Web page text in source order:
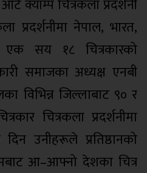
क्याम्प चित्रकला प्रदर्शनी
नेपाल, भारत,
एक सय १८ चित्रकारको
समाजका अध्यक्ष एनबी
विभिन्न जिल्लाबाट ९० र
चित्रकला प्रदर्शनीमा
उनीहरूले प्रतिष्ठानको
आ–आफ्नो देशका चित्र